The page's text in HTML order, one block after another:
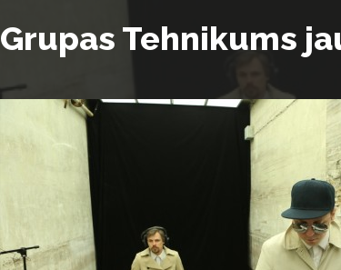
Grupas Tehnikums